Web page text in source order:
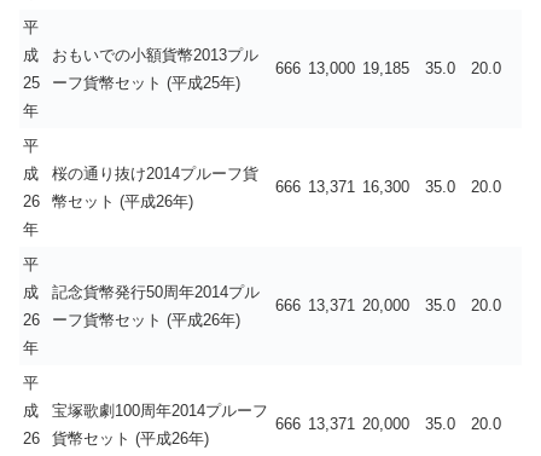
平
成
25
年
おもいでの小額貨幣2013プル
ーフ貨幣セット (平成25年)
666 13,000 19,185 35.0 20.0
平
成
26
年
桜の通り抜け2014プルーフ貨
幣セット (平成26年)
666 13,371 16,300 35.0 20.0
平
成
26
年
記念貨幣発行50周年2014プル
ーフ貨幣セット (平成26年)
666 13,371 20,000 35.0 20.0
平
成
26
宝塚歌劇100周年2014プルーフ
貨幣セット (平成26年)
666 13,371 20,000 35.0 20.0